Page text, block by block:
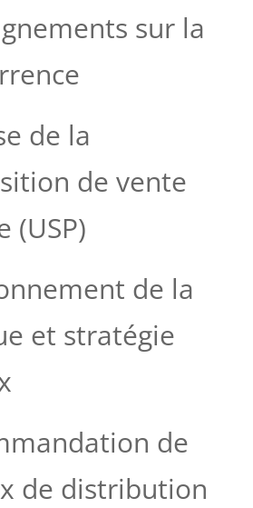
sur la
de la
de vente
(USP)
de la
et stratégie
de
de distribution